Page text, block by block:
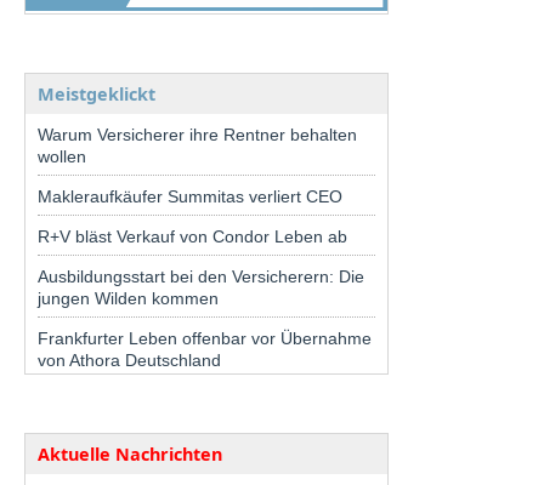
Meistgeklickt
Warum Versicherer ihre Rentner behalten
wollen
Makleraufkäufer Summitas verliert CEO
R+V bläst Verkauf von Condor Leben ab
Ausbildungsstart bei den Versicherern: Die
jungen Wilden kommen
Frankfurter Leben offenbar vor Übernahme
von Athora Deutschland
Aktuelle Nachrichten